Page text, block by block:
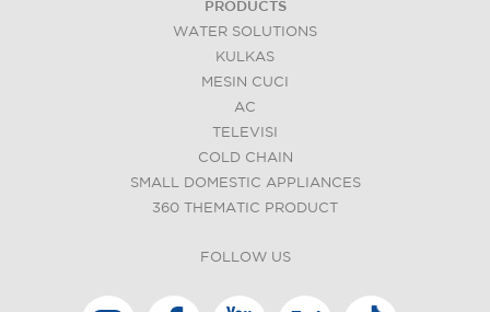
PRODUCTS
WATER SOLUTIONS
KULKAS
MESIN CUCI
AC
TELEVISI
COLD CHAIN
SMALL DOMESTIC APPLIANCES
360 THEMATIC PRODUCT
FOLLOW US